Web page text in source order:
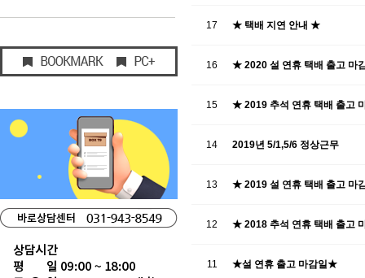
17 ★ 택배 지연 안내 ★
16 ★ 2020 설 연휴 택배 출고 마
15 ★ 2019 추석 연휴 택배 출고
14 2019년 5/1,5/6 정상근무
13 ★ 2019 설 연휴 택배 출고 마
12 ★ 2018 추석 연휴 택배 출고
11 ★설 연휴 출고 마감일★